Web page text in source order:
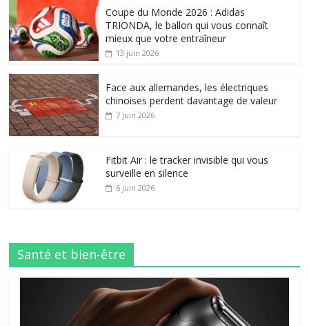
Coupe du Monde 2026 : Adidas
TRIONDA, le ballon qui vous connaît
mieux que votre entraîneur
13 juin 2026
Face aux allemandes, les électriques
chinoises perdent davantage de valeur
7 juin 2026
Fitbit Air : le tracker invisible qui vous
surveille en silence
6 juin 2026
Santé et bien-être